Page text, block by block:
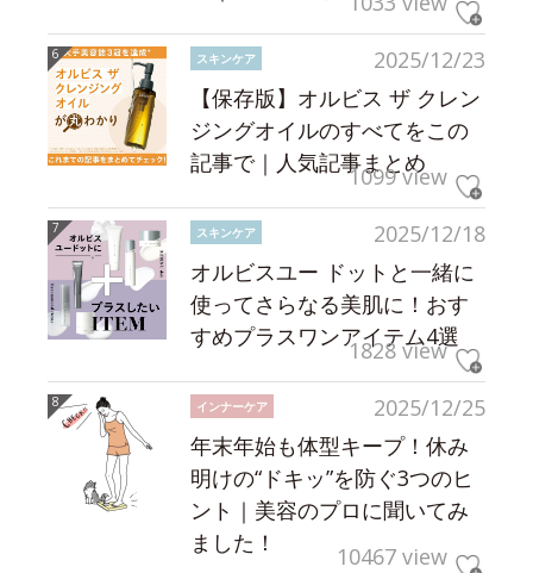
2025/12/23
スキンケア
【保存版】オルビス ザ クレン
ジングオイルのすべてをこの
記事で｜人気記事まとめ
1099 view
2025/12/18
スキンケア
オルビスユー ドットと一緒に
使ってさらなる美肌に！おす
すめプラスワンアイテム4選
1828 view
2025/12/25
インナーケア
年末年始も体型キープ！休み
明けの“ドキッ”を防ぐ3つのヒ
ント｜美容のプロに聞いてみ
ました！
10467 view